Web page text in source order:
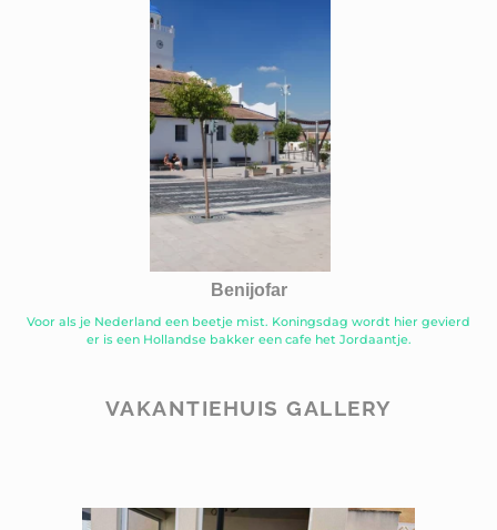
Benijofar
Voor als je Nederland een beetje mist. Koningsdag wordt hier gevierd
er is een Hollandse bakker een cafe het Jordaantje.
VAKANTIEHUIS GALLERY